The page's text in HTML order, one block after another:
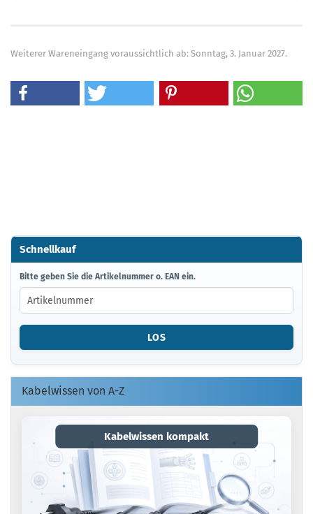
Weiterer Wareneingang voraussichtlich ab: Sonntag, 3. Januar 2027.
Schnellkauf
BITTE
GEBEN
SIE
DIE
ARTIKELNUMMER
EAN
EIN.
Bitte geben Sie die Artikelnummer o. EAN ein.
LOS
Kabelwissen von A-Z
Kabelwissen kompakt